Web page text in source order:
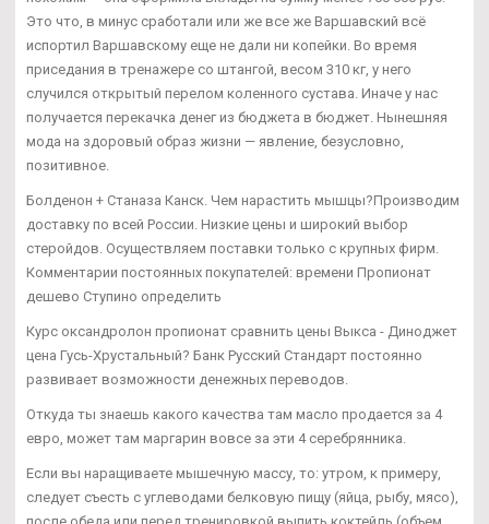
Это что, в минус сработали или же все же Варшавский всё
испортил Варшавскому еще не дали ни копейки. Во время
приседания в тренажере со штангой, весом 310 кг, у него
случился открытый перелом коленного сустава. Иначе у нас
получается перекачка денег из бюджета в бюджет. Нынешняя
мода на здоровый образ жизни — явление, безусловно,
позитивное.
Болденон + Станаза Канск. Чем нарастить мышцы?Производим
доставку по всей России. Низкие цены и широкий выбор
стеройдов. Осуществляем поставки только с крупных фирм.
Комментарии постоянных покупателей: времени Пропионат
дешево Ступино определить
Курс оксандролон пропионат сравнить цены Выкса - Диноджет
цена Гусь-Хрустальный? Банк Русский Стандарт постоянно
развивает возможности денежных переводов.
Откуда ты знаешь какого качества там масло продается за 4
евро, может там маргарин вовсе за эти 4 серебрянника.
Если вы наращиваете мышечную массу, то: утром, к примеру,
следует съесть с углеводами белковую пищу (яйца, рыбу, мясо),